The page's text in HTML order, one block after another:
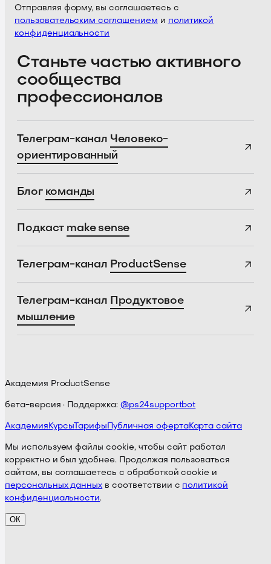
Отправляя форму, вы соглашаетесь с
пользовательским соглашением и политикой
конфиденциальности
Станьте частью активного
сообщества
профессионалов
Телеграм-канал Человеко-
ориентированный
Блог команды
Подкаст make sense
Телеграм-канал ProductSense
Телеграм-канал Продуктовое
мышление
Академия ProductSense
бета-версия · Поддержка: @ps24supportbot
Академия КурсыТарифы Публичная офертаКарта сайта
Мы используем файлы cookie, чтобы сайт работал
корректно и был удобнее. Продолжая пользоваться
сайтом, вы соглашаетесь с обработкой cookie и
персональных данных в соответствии с политикой
конфиденциальности.
ОК